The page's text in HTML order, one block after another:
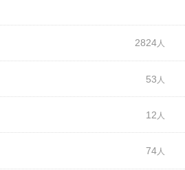
2824
53
12
74